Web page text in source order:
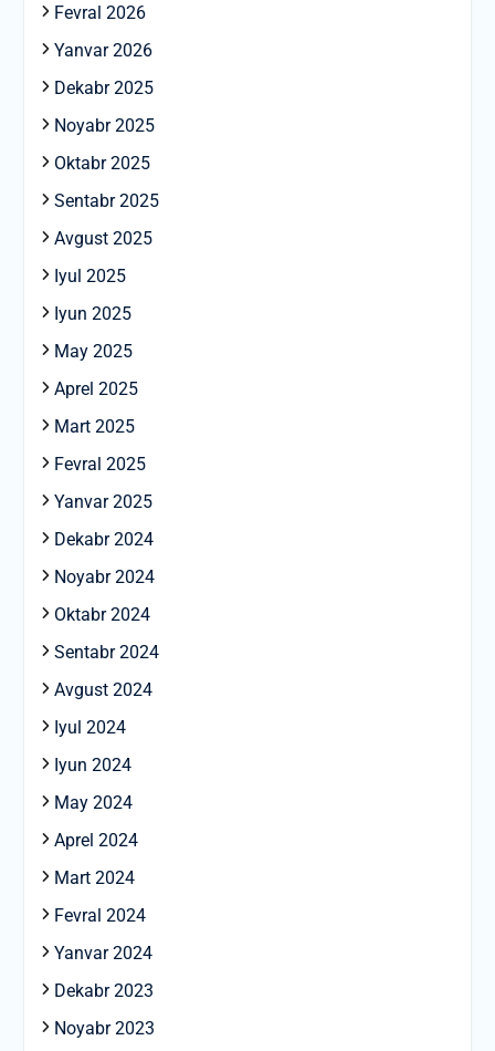
Fevral 2026
Yanvar 2026
Dekabr 2025
Noyabr 2025
Oktabr 2025
Sentabr 2025
Avgust 2025
Iyul 2025
Iyun 2025
May 2025
Aprel 2025
Mart 2025
Fevral 2025
Yanvar 2025
Dekabr 2024
Noyabr 2024
Oktabr 2024
Sentabr 2024
Avgust 2024
Iyul 2024
Iyun 2024
May 2024
Aprel 2024
Mart 2024
Fevral 2024
Yanvar 2024
Dekabr 2023
Noyabr 2023